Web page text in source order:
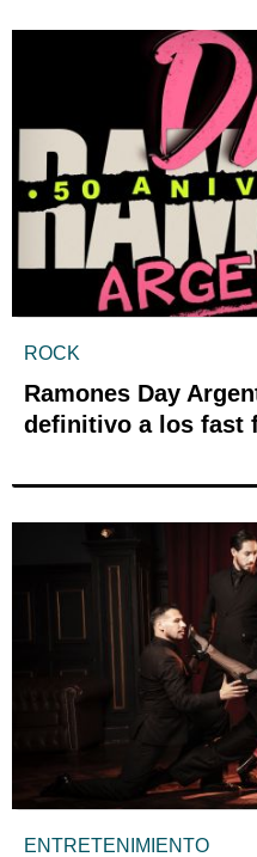
ROCK
Ramones Day
definitivo a los fast
ENTRETENIMIENTO